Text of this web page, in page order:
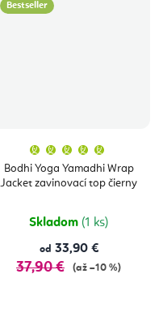
Bestseller
Bodhi Yoga Yamadhi Wrap
Jacket zavinovací top čierny
produktu
je
5,0
Skladom (1 ks)
od 33,90 €
37,90 € (až –10 %)